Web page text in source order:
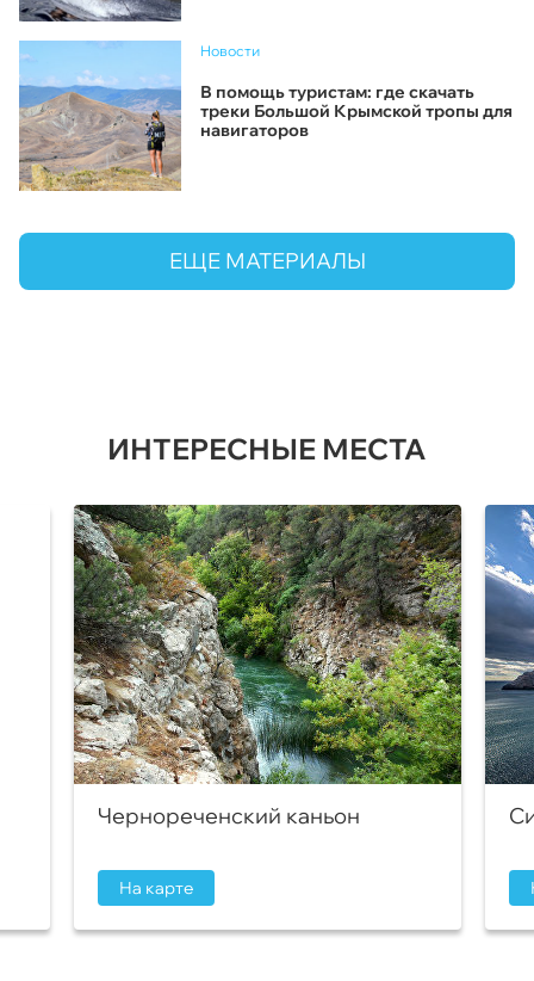
Новости
В помощь туристам: где скачать
треки Большой Крымской тропы для
навигаторов
ЕЩЕ МАТЕРИАЛЫ
ИНТЕРЕСНЫЕ МЕСТА
Чернореченский каньон
На карте